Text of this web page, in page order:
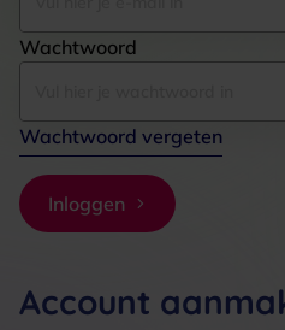
Wachtwoord
Wachtwoord vergeten
Inloggen
Account